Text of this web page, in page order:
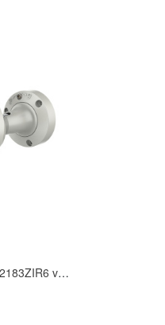
IP-камера TRASSIR TR-D2183ZIR6 v7 (2.7-13.5 мм)